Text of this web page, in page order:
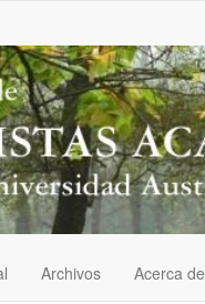
Archivos Acerca de